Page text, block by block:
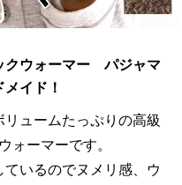
クウォーマー パジャマ
イド！
ュームたっぷりの高級
ォーマーです。
いるのでヌメリ感、ウ